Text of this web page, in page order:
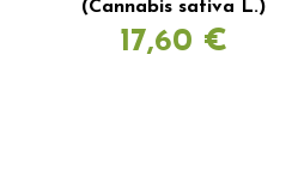
(Cannabis sativa L.)
17,60 €